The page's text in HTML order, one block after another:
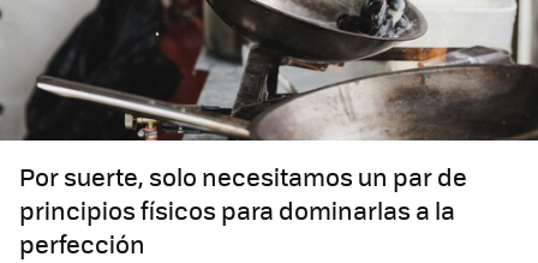
Por suerte, solo necesitamos un par de
principios físicos para dominarlas a la
perfección